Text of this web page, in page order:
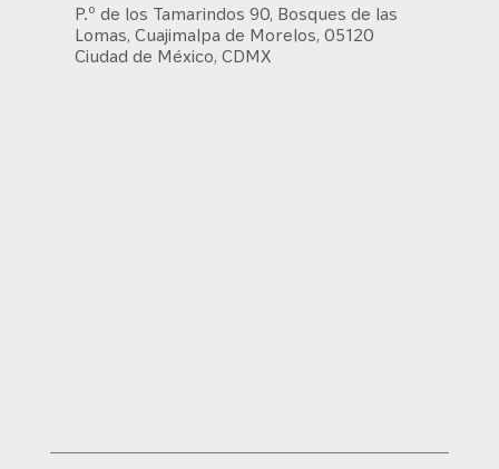
P.º de los Tamarindos 90, Bosques de las
Lomas, Cuajimalpa de Morelos, 05120
Ciudad de México, CDMX